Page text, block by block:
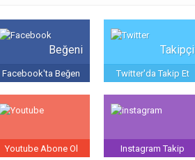
Beğeni
Facebook'ta Beğen
Takipçi
Twitter'da Takip Et
Youtube Abone Ol Instagram Takip